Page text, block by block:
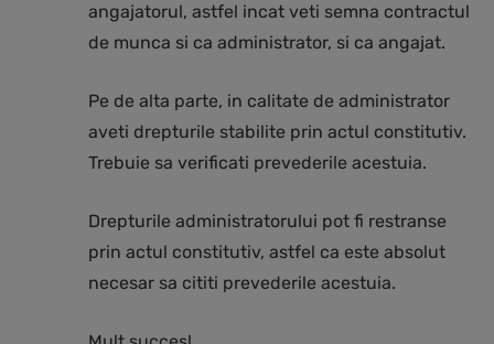
angajatorul, astfel incat veti semna contractul
de munca si ca administrator, si ca angajat.
Pe de alta parte, in calitate de administrator
aveti drepturile stabilite prin actul constitutiv.
Trebuie sa verificati prevederile acestuia.
Drepturile administratorului pot fi restranse
prin actul constitutiv, astfel ca este absolut
necesar sa cititi prevederile acestuia.